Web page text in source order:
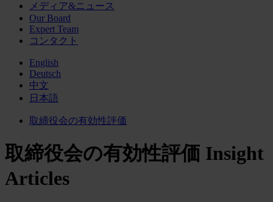
メディア&ニュース
Our Board
Expert Team
コンタクト
English
Deutsch
中文
日本語
取締役会の有効性評価
取締役会の有効性評価 Insight
Articles